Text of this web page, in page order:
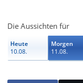
Die Aussichten für
Heute
10.08.
Morgen
11.08.